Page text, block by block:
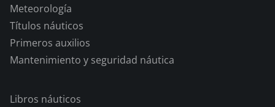
Meteorología
Títulos náuticos
Primeros auxilios
Mantenimiento y seguridad náutica
Libros náuticos